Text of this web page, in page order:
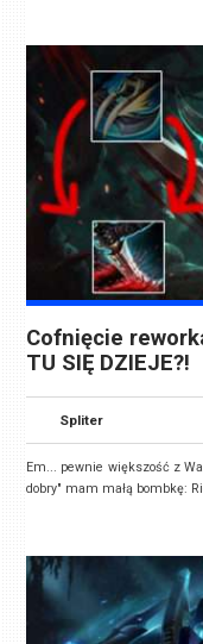
Cofnięcie
TU SIĘ DZIEJE?!
Spliter
Em... pewnie większość z
dobry" mam małą bombkę: